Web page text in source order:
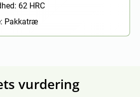
62 HRC
Pakkatræ
vurdering